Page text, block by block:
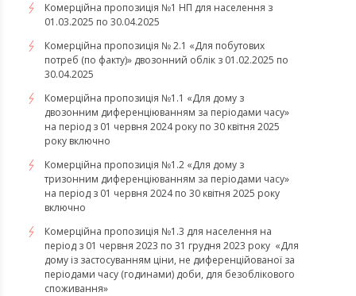
Комерційна пропозиція №1 НП для населення з
01.03.2025 по 30.04.2025
Комерційна пропозиція № 2.1 «Для побутових
потреб (по факту)» двозонний облік з 01.02.2025 по
30.04.2025
Комерційна пропозиція №1.1 «Для дому з
двозонним диференціюванням за періодами часу»
на період з 01 червня 2024 року по 30 квітня 2025
року включно
Комерційна пропозиція №1.2 «Для дому з
тризонним диференціюванням за періодами часу»
на період з 01 червня 2024 по 30 квітня 2025 року
включно
​​​​​​​Комерційна пропозиція №1.3 для населення на
період з 01 червня 2023 по 31 грудня 2023 року «Для
дому із застосуванням ціни, не диференційованої за
періодами часу (годинами) доби, для безоблікового
споживання»